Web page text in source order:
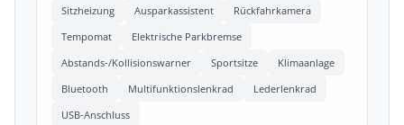
Sitzheizung
Ausparkassistent
Rückfahrkamera
Tempomat
Elektrische Parkbremse
Abstands-/Kollisionswarner
Sportsitze
Klimaanlage
Bluetooth
Multifunktionslenkrad
Lederlenkrad
USB-Anschluss